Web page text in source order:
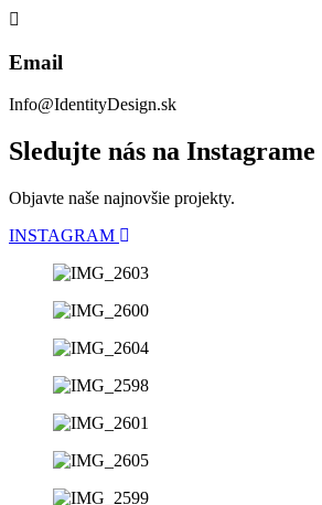
Email
Info@IdentityDesign.sk
Sledujte nás na Instagrame
Objavte naše najnovšie projekty.
INSTAGRAM